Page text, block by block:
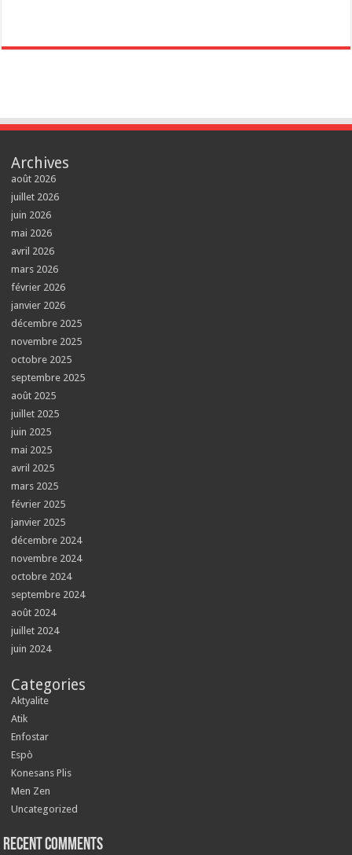
Archives
août 2026
juillet 2026
juin 2026
mai 2026
avril 2026
mars 2026
février 2026
janvier 2026
décembre 2025
novembre 2025
octobre 2025
septembre 2025
août 2025
juillet 2025
juin 2025
mai 2025
avril 2025
mars 2025
février 2025
janvier 2025
décembre 2024
novembre 2024
octobre 2024
septembre 2024
août 2024
juillet 2024
juin 2024
Categories
Aktyalite
Atik
Enfostar
Espò
Konesans Plis
Men Zen
Uncategorized
Recent Comments